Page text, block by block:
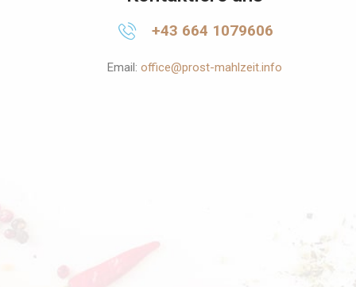
+43 664 1079606
Email: office@prost-mahlzeit.info